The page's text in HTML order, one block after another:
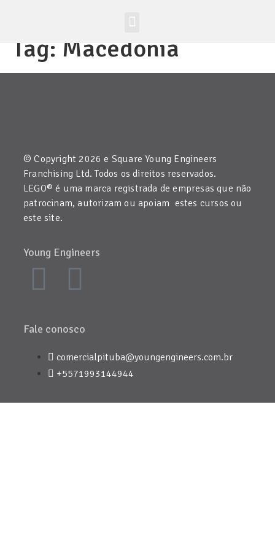
Tag: Macedonia
© Copyright 2026 e Square Young Engineers
Franchising Ltd. Todos os direitos reservados.
LEGO® é uma marca registrada de empresas que não
patrocinam, autorizam ou apoiam estes cursos ou
este site.
Young Engineers
Fale conosco
comercialpituba@youngengineers.com.br
+5571993144944